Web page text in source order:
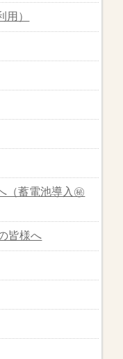
）
（蓄電池導入㊙︎
皆様へ